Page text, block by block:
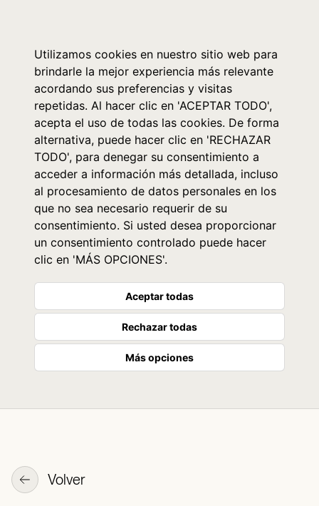
Utilizamos cookies en nuestro sitio web para
brindarle la mejor experiencia más relevante
acordando sus preferencias y visitas
repetidas. Al hacer clic en 'ACEPTAR TODO',
acepta el uso de todas las cookies. De forma
alternativa, puede hacer clic en 'RECHAZAR
TODO', para denegar su consentimiento a
acceder a información más detallada, incluso
al procesamiento de datos personales en los
que no sea necesario requerir de su
consentimiento. Si usted desea proporcionar
un consentimiento controlado puede hacer
clic en 'MÁS OPCIONES'.
Aceptar todas
Rechazar todas
Más opciones
Volver